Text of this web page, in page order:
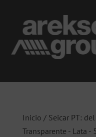
Inicio / Seicar PT:
Transparente - Lata -